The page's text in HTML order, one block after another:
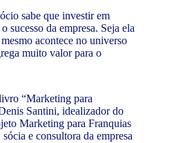
sabe que investir em
sucesso da empresa. Seja ela
acontece no universo
muito valor para o
“Marketing para
Santini, idealizador do
Marketing para Franquias
e consultora da empresa